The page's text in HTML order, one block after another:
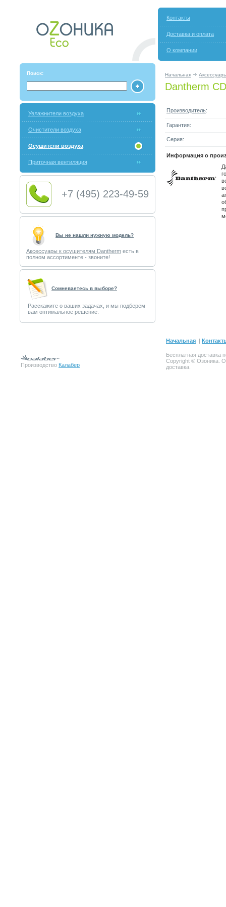
Контакты
Доставка и оплата
О компании
Поиск: Начальная
Dantherm
Увлажнители воздуха
Очистители воздуха
Осушители воздуха
Приточная вентиляция
+7 (495) 223-49-59
Вы не нашли нужную модель?
Аксессуары к осушителям Dantherm есть в
полном ассортименте - звоните!
Cомневаетесь в выборе?
Расскажите о ваших задачах, и мы подберем
вам оптимальное решение.
Производитель:
Гарантия:
Серия:
Информация о
Начальная |
Производство Калабер
Бесплатная доставка
Copyright © Озоника.
доставка.